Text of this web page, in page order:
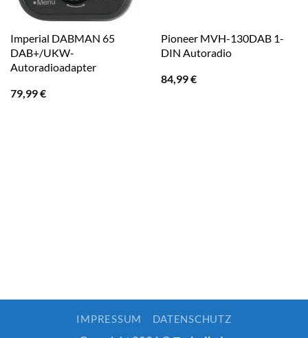
Imperial DABMAN 65
DAB+/UKW-
Autoradioadapter
79,99€
Pioneer MVH-130DAB 1-
DIN Autoradio
84,99€
IMPRESSUM DATENSCHUTZ